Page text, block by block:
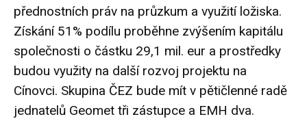
přednostních práv na průzkum a využití ložiska.
Získání 51% podílu proběhne zvýšením kapitálu
společnosti o částku 29,1 mil. eur a prostředky
budou využity na další rozvoj projektu na
Cínovci. Skupina ČEZ bude mít v pětičlenné radě
jednatelů Geomet tři zástupce a EMH dva.